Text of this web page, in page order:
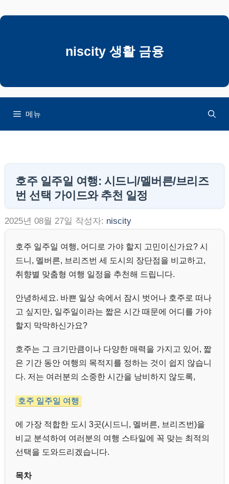
텐
뛰
niscity 생활 금융
메뉴
호주 일주일 여행: 시드니/멜버른/브리즈
번 선택 가이드와 추천 일정
2025년 08월 27일 작성자: niscity
호주 일주일 여행, 어디로 가야 할지 고민이신가요? 시
드니, 멜버른, 브리즈번 세 도시의 장단점을 비교하고,
취향별 맞춤형 여행 일정을 추천해 드립니다.
안녕하세요. 바쁜 일상 속에서 잠시 벗어나 호주로 떠나
고 싶지만, 일주일이라는 짧은 시간 때문에 어디를 가야
할지 막막하신가요?
호주는 그 크기만큼이나 다양한 매력을 가지고 있어, 짧
은 기간 동안 여행의 목적지를 정하는 것이 쉽지 않습니
다. 저는 여러분의 소중한 시간을 낭비하지 않도록,
호주 일주일 여행
에 가장 적합한 도시 3곳(시드니, 멜버른, 브리즈번)을
비교 분석하여 여러분의 여행 스타일에 꼭 맞는 최적의
선택을 도와드리겠습니다.
목차